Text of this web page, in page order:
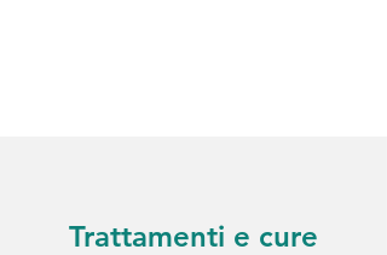
Trattamenti e cure